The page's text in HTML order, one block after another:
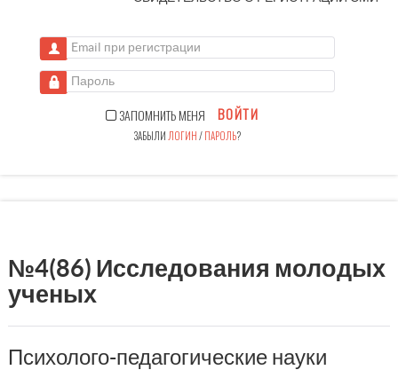
Email при регистрации
Пароль
ЗАПОМНИТЬ МЕНЯ ВОЙТИ
ЗАБЫЛИ ЛОГИН/ПАРОЛЬ?
№4(86) Исследования молодых
ученых
Психолого-педагогические науки